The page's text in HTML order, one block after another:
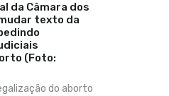
da Câmara dos
texto da
(Foto:
do aborto